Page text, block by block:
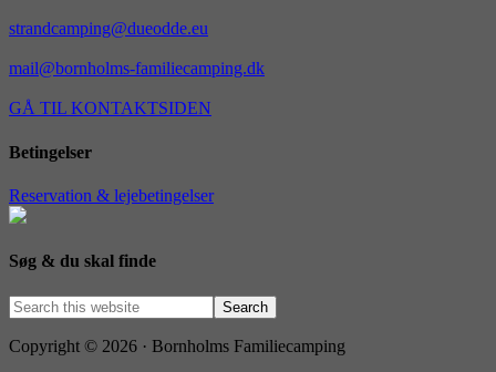
strandcamping@dueodde.eu
mail@bornholms-familiecamping.dk
GÅ TIL KONTAKTSIDEN
Betingelser
Reservation & lejebetingelser
Søg & du skal finde
Copyright © 2026 · Bornholms Familiecamping